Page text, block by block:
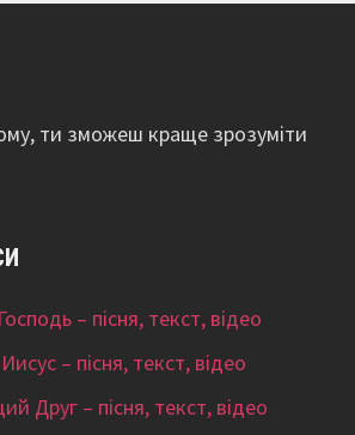
ти зможеш краще зрозуміти
– пісня, текст, відео
– пісня, текст, відео
Друг – пісня, текст, відео